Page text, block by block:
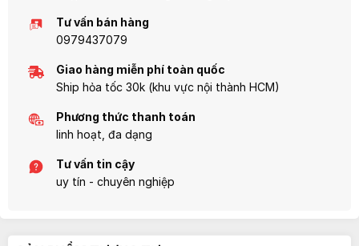
Tư vấn bán hàng
0979437079
Giao hàng miễn phí toàn quốc
Ship hỏa tốc 30k (khu vực nội thành HCM)
Phương thức thanh toán
linh hoạt, đa dạng
Tư vấn tin cậy
uy tín - chuyên nghiệp